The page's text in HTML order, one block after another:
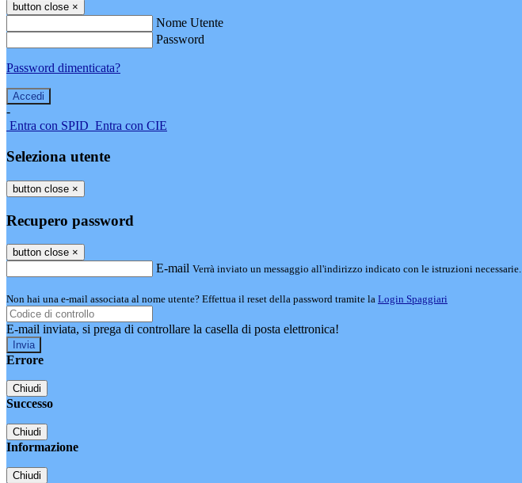
button close ×
Nome Utente
Password
Password dimenticata?
-
Entra con SPID Entra con CIE
Seleziona utente
button close ×
Recupero password
button close ×
E-mail Verrà inviato un messaggio all'indirizzo indicato con le istruzioni necessarie.
Non hai una e-mail associata al nome utente? Effettua il reset della password tramite la Login Spaggiari
E-mail inviata, si prega di controllare la casella di posta elettronica!
Errore
Chiudi
Successo
Chiudi
Informazione
Chiudi